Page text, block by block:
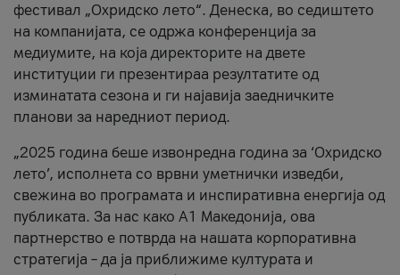
фестивал „Охридско лето“. Денеска, во седиштето
на компанијата, се одржа конференција за
медиумите, на која директорите на двете
институции ги презентираа резултатите од
изминатата сезона и ги најавија заедничките
планови за наредниот период.
„2025 година беше извонредна година за ‘Охридско
лето’, исполнета со врвни уметнички изведби,
свежина во програмата и инспиративна енергија од
публиката. За нас како A1 Македонија, ова
партнерство е потврда на нашата корпоративна
стратегија – да ја приближиме културата и